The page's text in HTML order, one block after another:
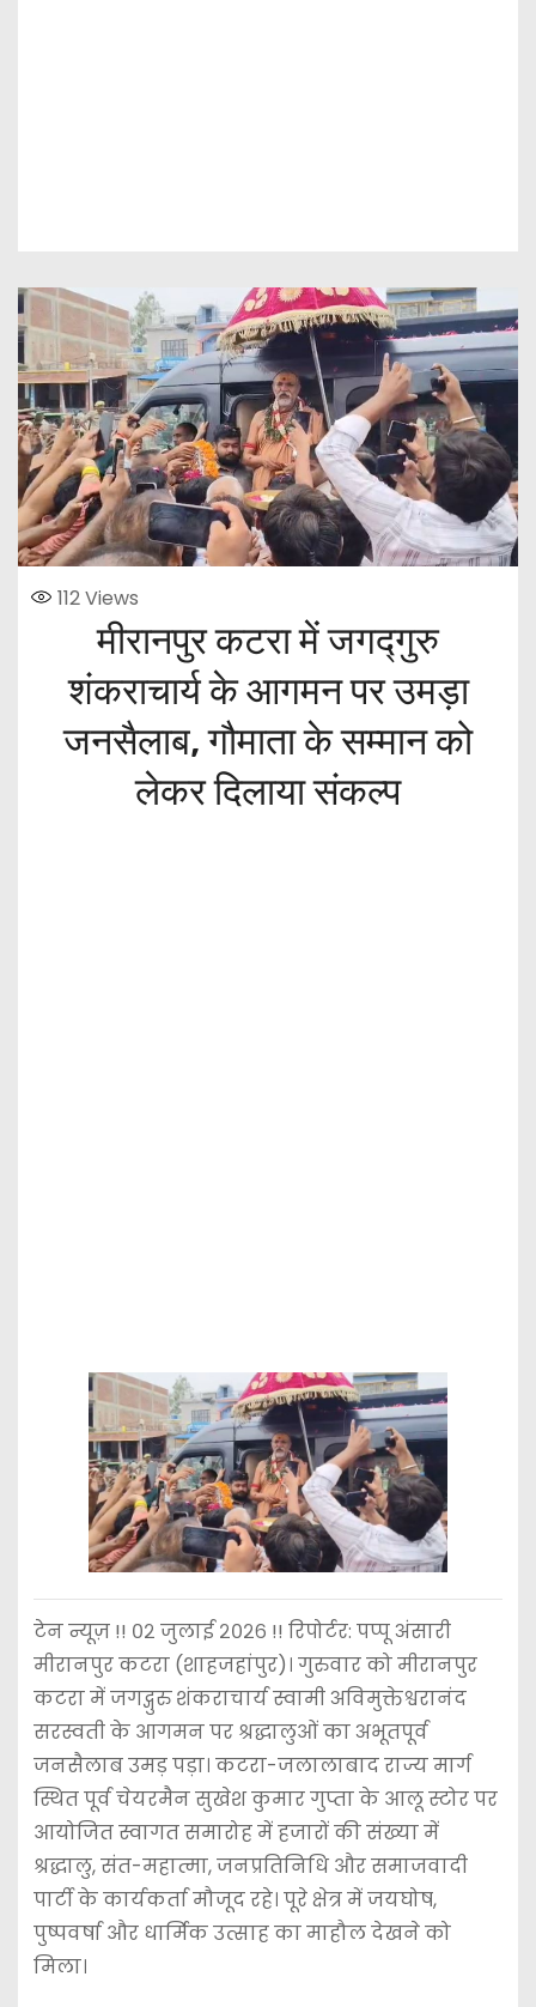
112Views
मीरानपुर कटरा में जगद्गुरु
शंकराचार्य के आगमन पर उमड़ा
जनसैलाब, गौमाता के सम्मान को
लेकर दिलाया संकल्प
टेन न्यूज़ !! ०२ जुलाई २०२६ !! रिपोर्टर: पप्पू अंसारी
मीरानपुर कटरा (शाहजहांपुर)। गुरुवार को मीरानपुर
कटरा में जगद्गुरु शंकराचार्य स्वामी अविमुक्तेश्वरानंद
सरस्वती के आगमन पर श्रद्धालुओं का अभूतपूर्व
जनसैलाब उमड़ पड़ा। कटरा-जलालाबाद राज्य मार्ग
स्थित पूर्व चेयरमैन सुखेश कुमार गुप्ता के आलू स्टोर पर
आयोजित स्वागत समारोह में हजारों की संख्या में
श्रद्धालु, संत-महात्मा, जनप्रतिनिधि और समाजवादी
पार्टी के कार्यकर्ता मौजूद रहे। पूरे क्षेत्र में जयघोष,
पुष्पवर्षा और धार्मिक उत्साह का माहौल देखने को
मिला।